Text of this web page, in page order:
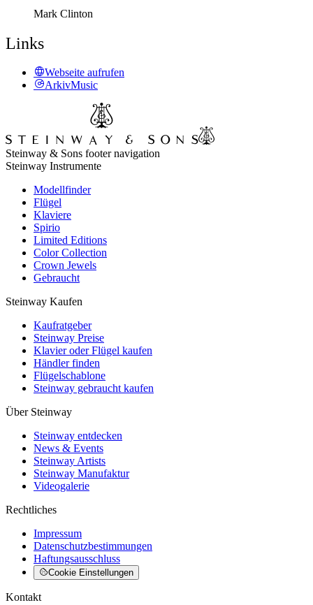
Mark Clinton
Links
Webseite aufrufen
ArkivMusic
Steinway & Sons footer navigation
Steinway Instrumente
Modellfinder
Flügel
Klaviere
Spirio
Limited Editions
Color Collection
Crown Jewels
Gebraucht
Steinway Kaufen
Kaufratgeber
Steinway Preise
Klavier oder Flügel kaufen
Händler finden
Flügelschablone
Steinway gebraucht kaufen
Über Steinway
Steinway entdecken
News & Events
Steinway Artists
Steinway Manufaktur
Videogalerie
Rechtliches
Impressum
Datenschutzbestimmungen
Haftungsausschluss
Cookie Einstellungen
Kontakt